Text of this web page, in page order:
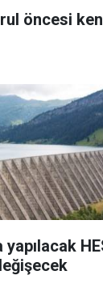
öncesi
yapılacak